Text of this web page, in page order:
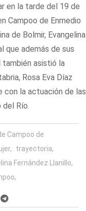
en la tarde del 19 de
Campoo de Enmedio
de Bolmir, Evangelina
que además de sus
también asistió la
Rosa Eva Díaz
con la actuación de las
Río.
Campoo de
trayectoria,
Fernández Llanillo,